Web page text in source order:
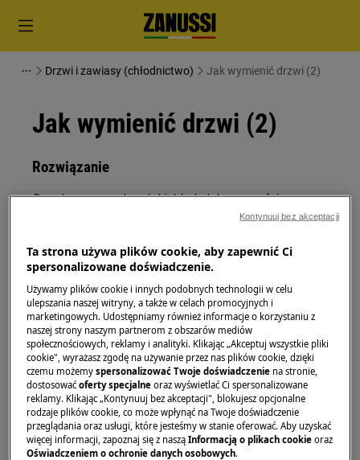
Drzwi i zawiasy (chłodnictwo) Jak wymienić drzwi (2)
Jak wymienić drzwi (2)
Rozwiązanie
Przed rozpoczęciem jakichkolwiek czynności
konserwacyjnych wyłącz urządzenie i wyjmij wtyczkę
Zawsze zachowaj ostrożność podczas przenoszenia
urządzeń, w przypadku ciężkich urządzeń do
przenoszenia potrzebne są dwie osoby.
Zawsze używaj rękawic ochronnych i załączonego
obuwia.
Należy pamiętać, że samodzielna naprawa lub
naprawa nieprofesjonalna może mieć konsekwencje
dla bezpieczeństwa, jeśli nie zostanie wykonana
prawidłowo
Ta strona używa plików cookie, aby zapewnić Ci
spersonalizowane doświadczenie.
Używamy plików cookie i innych podobnych technologii w celu
ulepszania naszej witryny, a także w celach promocyjnych i
marketingowych. Udostępniamy również informacje o korzystaniu z
naszej strony naszym partnerom z obszarów mediów
społecznościowych, reklamy i analityki. Klikając „Akceptuj wszystkie pliki
cookie", wyrażasz zgodę na używanie przez nas plików cookie, dzięki
czemu możemyspersonalizować Twoje doświadczenie na stronie,
dostosowaćoferty specjalne oraz wyświetlać Ci spersonalizowane
reklamy. Klikając „Kontynuuj bez akceptacji", blokujesz opcjonalne
rodzaje plików cookie, co może wpłynąć na Twoje doświadczenie
przeglądania oraz usługi, które jesteśmy w stanie oferować. Aby uzyskać
więcej informacji, zapoznaj się z nasząInformacją o plikach cookie oraz
Oświadczeniem o ochronie danych osobowych.
Kontynuuj bez akceptacji